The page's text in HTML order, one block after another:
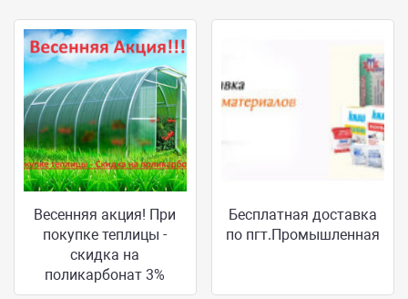
Весенняя акция! При
покупке теплицы -
скидка на
поликарбонат 3%
Бесплатная доставка
по пгт.Промышленная